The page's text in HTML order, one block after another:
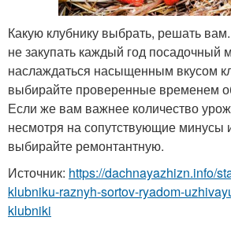
Какую клубнику выбрать, решать
не закупать каждый год посадочный
наслаждаться насыщенным вкусом
выбирайте проверенные временем
Если же вам важнее количество
несмотря на сопутствующие
выбирайте ремонтантную.
Источник: https://dachnayazhizn.info/
klubniku-raznyh-sortov-ryadom-
klubniki